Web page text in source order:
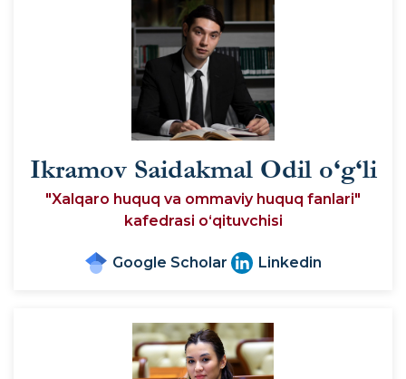
Ikramov Saidakmal Odil o‘g‘li
"Xalqaro huquq va ommaviy huquq fanlari"
kafedrasi o‘qituvchisi
Google Scholar Linkedin